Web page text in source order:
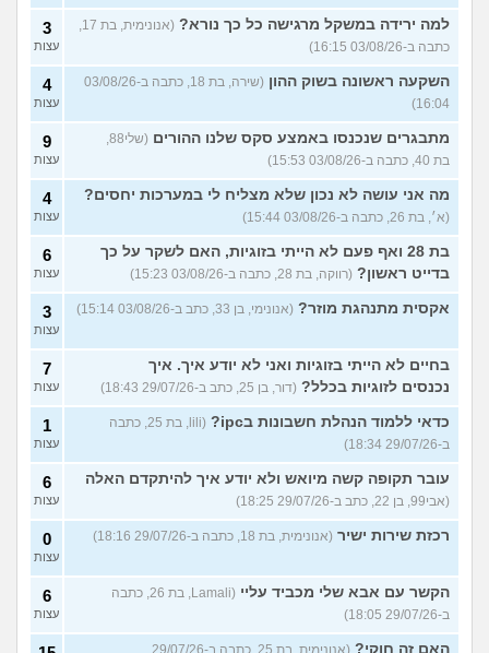
למה ירידה במשקל מרגישה כל כך נורא?
(אנונימית, בת 17,
כתבה ב-03/08/26 16:15)
3
עצות
השקעה ראשונה בשוק ההון
(שירה, בת 18, כתבה ב-03/08/26
16:04)
4
עצות
מתבגרים שנכנסו באמצע סקס שלנו ההורים
(שלי88,
בת 40, כתבה ב-03/08/26 15:53)
9
עצות
מה אני עושה לא נכון שלא מצליח לי במערכות יחסים?
(א׳, בת 26, כתבה ב-03/08/26 15:44)
4
עצות
בת 28 ואף פעם לא הייתי בזוגיות, האם לשקר על כך
בדייט ראשון? (רווקה, בת 28, כתבה ב-03/08/26 15:23)
6
עצות
אקסית מתנהגת מוזר? (אנונימי, בן 33, כתב ב-03/08/26 15:14) 3
עצות
בחיים לא הייתי בזוגיות ואני לא יודע איך. איך
נכנסים לזוגיות בכלל? (דור, בן 25, כתב ב-29/07/26 18:43)
7
עצות
כדאי ללמוד הנהלת חשבונות בipc?
(lili, בת 25, כתבה
ב-29/07/26 18:34)
1
עצות
עובר תקופה קשה מיואש ולא יודע איך להיתקדם האלה
(אבי99, בן 22, כתב ב-29/07/26 18:25)
6
עצות
רכזת שירות ישיר (אנונימית, בת 18, כתבה ב-29/07/26 18:16) 0
עצות
הקשר עם אבא שלי מכביד עליי
(Lamali, בת 26, כתבה
ב-29/07/26 18:05)
6
עצות
האם זה חוקי?